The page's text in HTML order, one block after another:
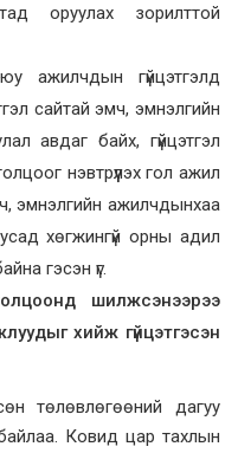
оруулах зорилттой
ажилчдын гүйцэтгэлд
сайтай эмч, эмнэлгийн
авдаг байх, гүйцэтгэл
нэвтрүүлэх гол ажил
эмнэлгийн ажилчдынхаа
хөгжингүй орны адил
гэсэн үг.
шилжсэнээрээ
хийж гүйцэтгэсэн
төлөвлөгөөний дагуу
Ковид цар тахлын